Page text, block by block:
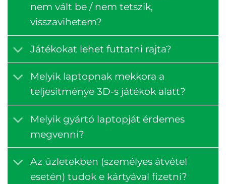
nem vált be / nem tetszik,
visszavihetem?
Játékokat lehet futtatni rajta?
Melyik laptopnak mekkora a
teljesítménye 3D-s játékok alatt?
Melyik gyártó laptopját érdemes
megvenni?
Az üzletekben (személyes átvétel
esetén) tudok e kártyával fizetni?